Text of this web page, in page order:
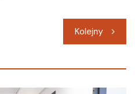
Kolejny